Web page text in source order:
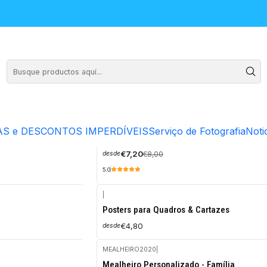
e DESCONTOS IMPERDÍVEISServiço de Fotografia
e quadros à escolha para dar um toque pessoal à sua casa.
-10%
Moldura Spotify
desde€7,20€8,00
5.0
Posters para Quadros & Cartazes
desde€4,80
-10%
MEALHEIRO2020
Mealheiro Personalizado - Família